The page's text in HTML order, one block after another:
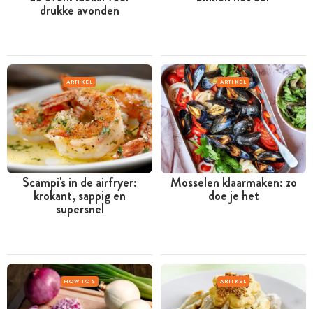
drukke avonden
ARTIKEL
Scampi's in de airfryer:
krokant, sappig en
supersnel
ARTIKEL
Mosselen klaarmaken: zo
doe je het
HOW TO'S ARTIKEL